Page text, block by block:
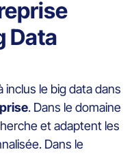
Data
le big data dans
. Dans le domaine
et adaptent les
Dans le